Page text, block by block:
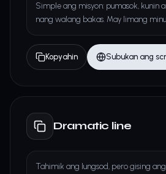
Simple ang misyon: pumasok, kunin
nang walang bakas. May limang
Kopyahin Subukan ang
Dramatic line
Tahimik ang lungsod, pero gising